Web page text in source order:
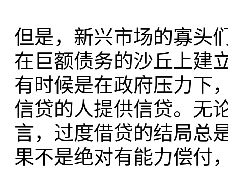
但是，新兴市场的寡头
在巨额债务的沙丘上建
有时候是在政府压力下
信贷的人提供信贷。无
言，过度借贷的结局总
果不是绝对有能力偿付